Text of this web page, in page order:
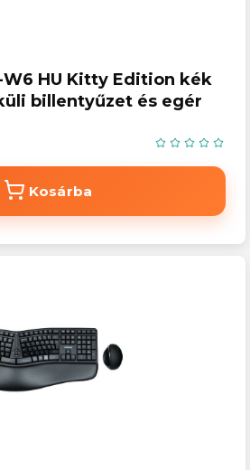
W6 HU Kitty Edition kék
billentyűzet és egér
Kosárba